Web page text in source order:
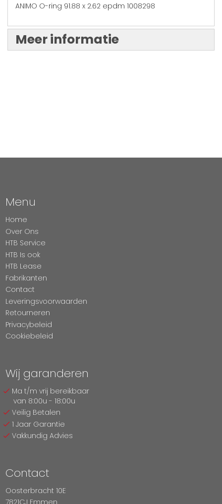
ANIMO O-ring 91.88 x 2.62 epdm 1008298
Meer informatie
Menu
Home
Over Ons
HTB Service
HTB Is ook
HTB Lease
Fabrikanten
Contact
Leveringsvoorwaarden
Retourneren
Privacybeleid
Cookiebeleid
Wij garanderen
Ma t/m vrij bereikbaar
van 8:00u - 18:00u
Veilig Betalen
1 Jaar Garantie
Vakkundig Advies
Contact
Oosterbracht 10E
7821CJ Emmen